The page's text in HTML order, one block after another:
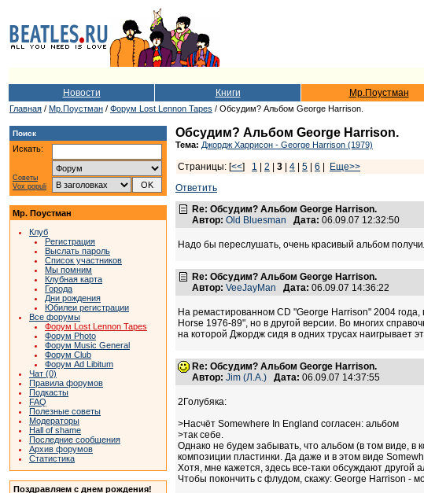
Новости Книги Мр.Поустман
Главная / Мр.Поустман / Форум Lost Lennon Tapes / Обсудим? Альбом George Harrison.
Поиск
Искать:
Советы
Vox populi
Мр. Поустман
Клуб
Регистрация
Выслать пароль
Список участников
Мы помним
Клубная карта
Города
Дни рождения
Юбилеи регистрации
Все форумы
Форум Lost Lennon Tapes
Форум Photo
Форум Music General
Форум Club
Форум Ad Libitum
Чат (0)
Правила форумов
Подкасты
FAQ
Полезные советы
Модераторы
Hall of shame
Последние сообщения
Архив форумов
Статистика
Поздравляем с днем рождения!
Обсудим? Альбом George Harrison.
Тема: Джордж Харрисон - George Harrison (1979)
Страницы: [<<] 1 2 3 4 5 6
Еще>>
Ответить
Re: Обсудим? Альбом George Harrison.
Автор: Old Bluesman Дата: 06.09.07 12:32:50
Надо бы переслушать, очень красивый альбом
Re: Обсудим? Альбом George Harrison.
Автор: VeeJayMan Дата: 06.09.07 14:36:22
На ремастированном CD "George Harrison" 2004
Horse 1976-89", но в другой версии. Во многих
на которой Джордж сидя в одних трусах наигрывает
Re: Обсудим? Альбом George Harrison.
Автор: Jim (Л.А.) Дата: 06.09.07 14:37:55
2Голубяка:
>Насчёт Somewhere In England согласен: альбом
>так себе.
Однако не будем забывать, что альбом (в том виде,
композиции пластинки. Да даже и в этом виде
Хотя, мне кажется, здесь все-таки обсуждают другой
Чтобы покончить с флудом, скажу: George Harrison -